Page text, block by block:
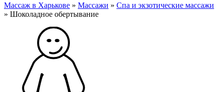
Массаж в Харькове » Массажи » Спа и экзотические массажи
» Шоколадное обертывание